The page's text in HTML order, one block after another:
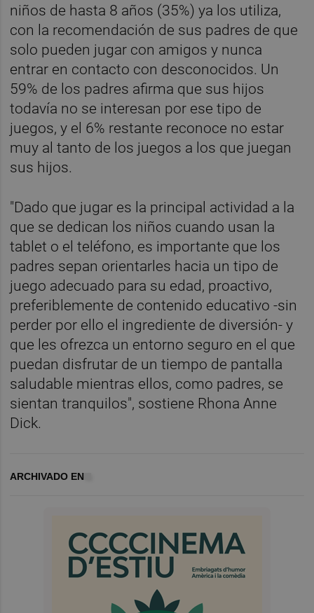
niños de hasta 8 años (35%) ya los utiliza,
con la recomendación de sus padres de que
solo pueden jugar con amigos y nunca
entrar en contacto con desconocidos. Un
59% de los padres afirma que sus hijos
todavía no se interesan por ese tipo de
juegos, y el 6% restante reconoce no estar
muy al tanto de los juegos a los que juegan
sus hijos.
"Dado que jugar es la principal actividad a la
que se dedican los niños cuando usan la
tablet o el teléfono, es importante que los
padres sepan orientarles hacia un tipo de
juego adecuado para su edad, proactivo,
preferiblemente de contenido educativo -sin
perder por ello el ingrediente de diversión- y
que les ofrezca un entorno seguro en el que
puedan disfrutar de un tiempo de pantalla
saludable mientras ellos, como padres, se
sientan tranquilos", sostiene Rhona Anne
Dick.
ARCHIVADO EN